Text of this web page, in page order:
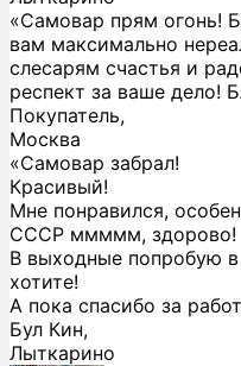
«Самовар прям огонь!
вам максимально
слесарям счастья и
респект за ваше дело!
Покупатель,
Москва
«Самовар забрал!
Красивый!
Мне понравился,
СССР ммммм, здорово!
В выходные попробую
хотите!
А пока спасибо за
Бул Кин,
Лыткарино